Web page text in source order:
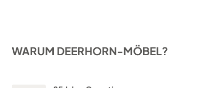
WARUM DEERHORN-MÖBEL?